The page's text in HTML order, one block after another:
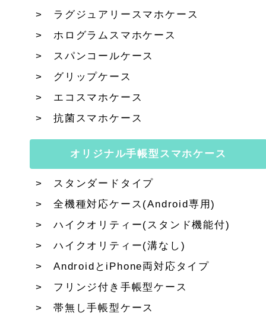
ラグジュアリースマホケース
ホログラムスマホケース
スパンコールケース
グリップケース
エコスマホケース
抗菌スマホケース
オリジナル手帳型スマホケース
スタンダードタイプ
全機種対応ケース(Android専用)
ハイクオリティー(スタンド機能付)
ハイクオリティー(溝なし)
AndroidとiPhone両対応タイプ
フリンジ付き手帳型ケース
帯無し手帳型ケース